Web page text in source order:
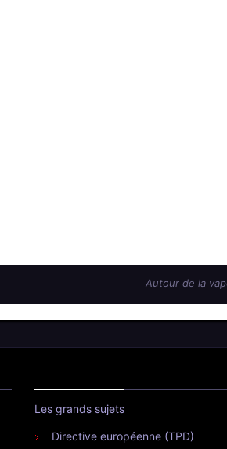
Autour de la
Les grands sujets
Directive européenne (TPD)